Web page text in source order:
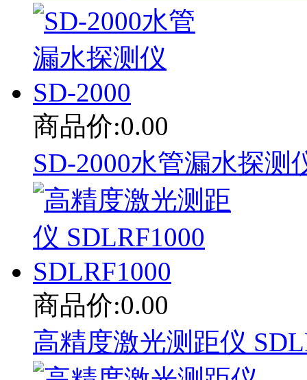
商品价:0.00
SD-2000水管漏水探测
商品价:0.00
高精度激光测距仪